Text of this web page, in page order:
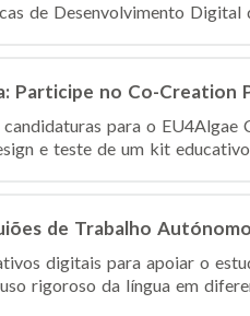
de Desenvolvimento Digital
Participe no Co-Creation
para o
e teste de um kit
de Trabalho
digitais para apoiar o
rigoroso da língua em